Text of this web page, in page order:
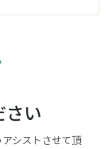
さい
シストさせて頂